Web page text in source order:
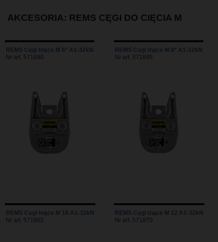
AKCESORIA: REMS CĘGI DO CIĘCIA M
REMS Cęgi tnące M 6* A1-32kN
Nr art. 571890
REMS Cęgi tnące M 8* A1-32kN
Nr art. 571895
REMS Cęgi tnące M 10 A1-32kN
Nr art. 571865
REMS Cęgi tnące M 12 A1-32kN
Nr art. 571870